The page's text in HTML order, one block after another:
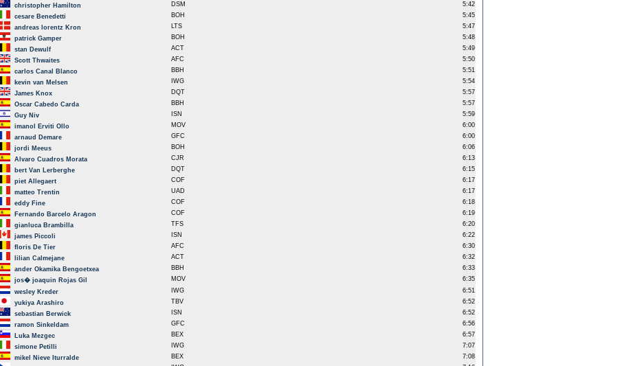
christopher Hamilton DSM
5:42
cesare Benedetti BOH
5:45
andreas lorentz Kron LTS
5:47
patrick Gamper BOH
5:48
stan Dewulf ACT
5:49
Scott Thwaites AFC
5:50
carlos Canal Blanco BBH
5:51
kevin van Melsen IWG
5:54
James Knox DQT
5:57
Oscar Cabedo Carda BBH
5:57
Guy Niv ISN
5:59
imanol Erviti Ollo MOV
6:00
arnaud Demare GFC
6:00
jordi Meeus BOH
6:06
Alvaro Cuadros Morata CJR
6:13
bert Van Lerberghe DQT
6:15
piet Allegaert COF
6:17
matteo Trentin UAD
6:17
eddy Fine COF
6:18
Fernando Barcelo Aragon COF
6:19
gianluca Brambilla TFS
6:20
james Piccoli ISN
6:22
floris De Tier AFC
6:30
lilian Calmejane ACT
6:32
ander Okamika Bengoetxea BBH
6:33
jos� joaquin Rojas Gil MOV
6:35
wesley Kreder IWG
6:51
yukiya Arashiro TBV
6:52
sebastian Berwick ISN
6:52
ramon Sinkeldam GFC
6:56
Luka Mezgec BEX
6:57
simone Petilli IWG
7:07
mikel Nieve Iturralde BEX
7:08